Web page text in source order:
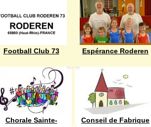
Football Club 73 Espérance Roderen
Chorale Sainte-
Conseil de Fabrique